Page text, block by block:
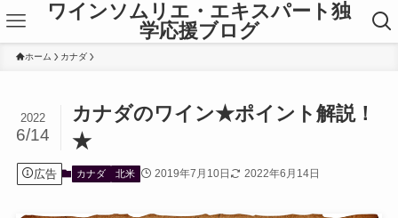
ワインソムリエ・エキスパート独
学応援ブログ
ホーム カナダ
カナダのワイン★ポイント解説！
★
2022
6/14
広告 カナダ 北米 2019年7月10日 2022年6月14日